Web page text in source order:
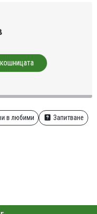
в любими Запитване